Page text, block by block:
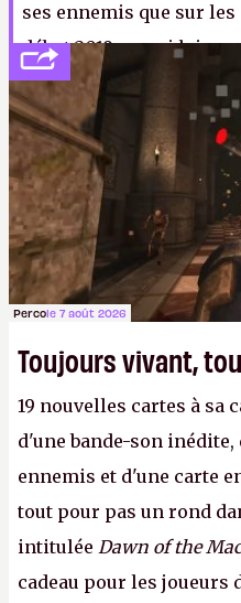
ses ennemis que sur
début 2019, ce qui
regarder la saison 3 de
Percole 7 août 2026
Toujours vivant,
19 nouvelles cartes à sa
d'une bande-son
ennemis et d'une carte
tout pour pas un rond
intitulée Dawn of the
cadeau pour les joueurs